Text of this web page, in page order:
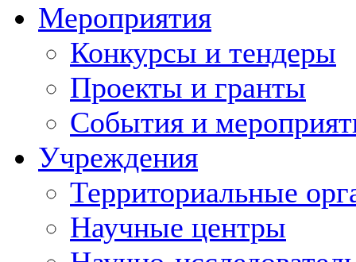
Мероприятия
Конкурсы и тендеры
Проекты и гранты
События и
Учреждения
Территориальные
Научные центры